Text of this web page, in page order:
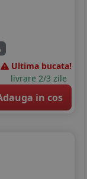
Ultima bucata!
livrare 2/3 zile
in cos